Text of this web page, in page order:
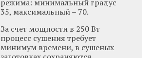
режима: минимальный градус
35, максимальный – 70.
За счет мощности в 250 Вт
процесс сушения требует
минимум времени, в сушеных